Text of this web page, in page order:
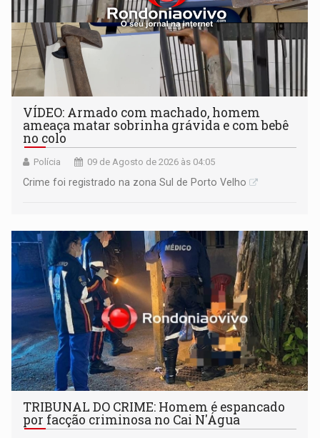
VÍDEO: Armado com machado, homem
ameaça matar sobrinha grávida e com bebê
no colo
Polícia 09 de Agosto de 2026 às 04:05
Crime foi registrado na zona Sul de Porto Velho
TRIBUNAL DO CRIME: Homem é espancado
por facção criminosa no Cai N'Água